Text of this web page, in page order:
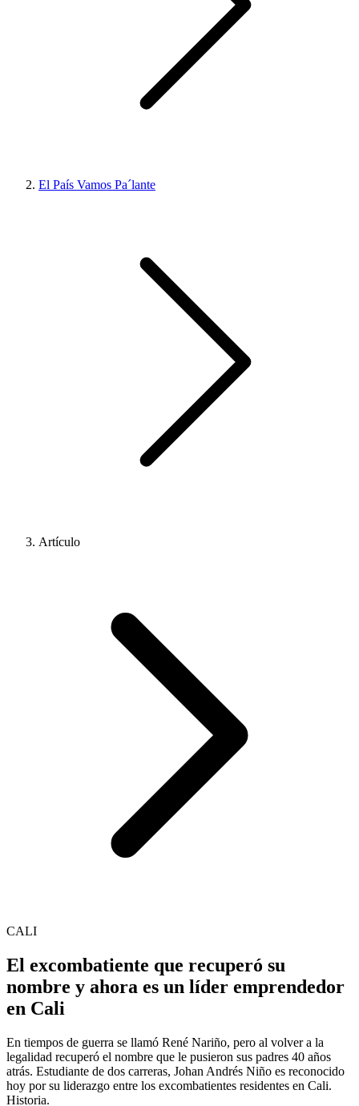
El País Vamos Pa´lante
Artículo
CALI
El excombatiente que recuperó su
nombre y ahora es un líder emprendedor
en Cali
En tiempos de guerra se llamó René Nariño, pero al volver a la
legalidad recuperó el nombre que le pusieron sus padres 40 años
atrás. Estudiante de dos carreras, Johan Andrés Niño es reconocido
hoy por su liderazgo entre los excombatientes residentes en Cali.
Historia.